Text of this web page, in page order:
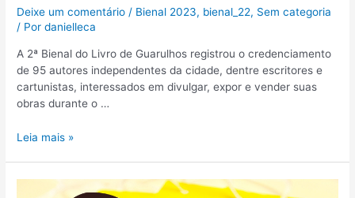
Deixe um comentário / Bienal 2023, bienal_22, Sem categoria
/ Pordanielleca
A 2ª Bienal do Livro de Guarulhos registrou o credenciamento
de 95 autores independentes da cidade, dentre escritores e
cartunistas, interessados em divulgar, expor e vender suas
obras durante o …
Leia mais »